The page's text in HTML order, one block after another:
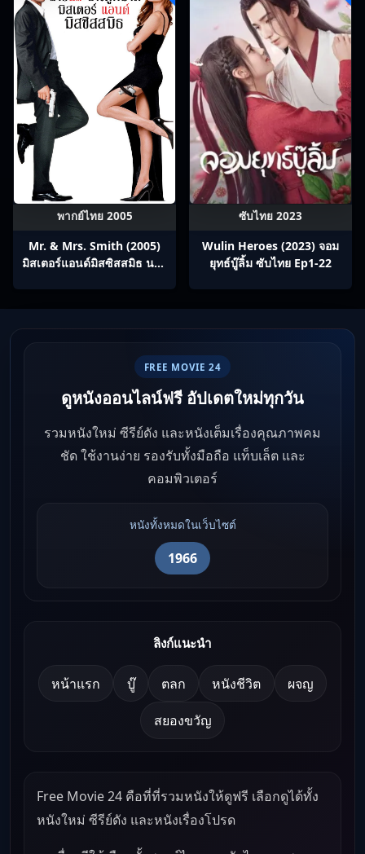
พากย์ไทย 2005
Mr. & Mrs. Smith (2005)
มิสเตอร์แอนด์มิสซิสสมิธ นาย
ซับไทย 2023
Wulin Heroes (2023) จอม
ยุทธ์บู๊ลิ้ม ซับไทย Ep1-22
FREE MOVIE 24
ดูหนังออนไลน์ฟรี อัปเดตใหม่ทุกวัน
รวมหนังใหม่ ซีรีย์ดัง และหนังเต็มเรื่องคุณภาพคม
ชัด ใช้งานง่าย รองรับทั้งมือถือ แท็บเล็ต และ
คอมพิวเตอร์
หนังทั้งหมดในเว็บไซต์
1966
ลิงก์แนะนำ
หน้าแรก บู๊ ตลก หนังชีวิต ผจญ
สยองขวัญ
Free Movie 24 คือที่ที่รวมหนังให้ดูฟรี เลือกดูได้ทั้ง
หนังใหม่ ซีรีย์ดัง และหนังเรื่องโปรด